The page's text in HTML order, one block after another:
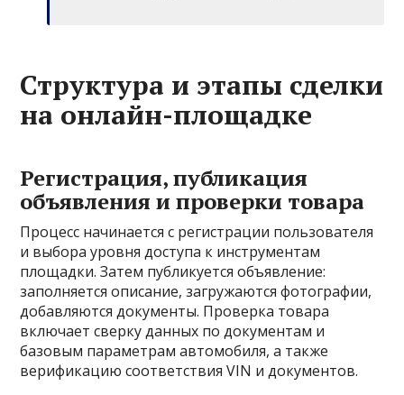
Структура и этапы сделки
на онлайн-площадке
Регистрация, публикация
объявления и проверки товара
Процесс начинается с регистрации пользователя
и выбора уровня доступа к инструментам
площадки. Затем публикуется объявление:
заполняется описание, загружаются фотографии,
добавляются документы. Проверка товара
включает сверку данных по документам и
базовым параметрам автомобиля, а также
верификацию соответствия VIN и документов.